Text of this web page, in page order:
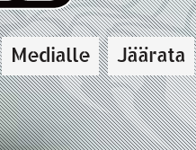
Medialle Jäärata